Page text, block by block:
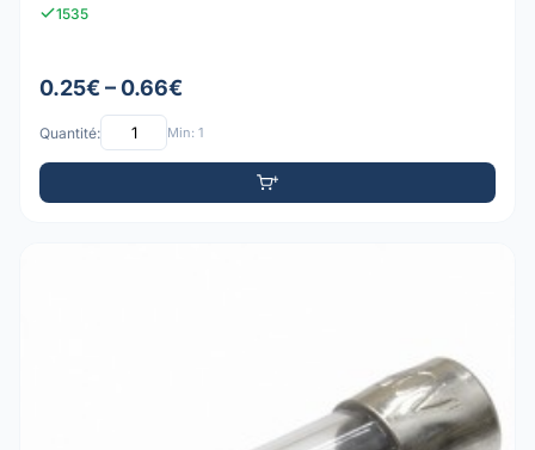
1535
0.25€ – 0.66€
Quantité: Min: 1